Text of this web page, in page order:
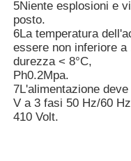
Forno di fusione di
forno di fusione
Fornace di fusione
5Niente esplosioni e
posto.
6La temperatura
essere non inferiore a
durezza < 8°C,
Ph0.2Mpa.
7L'alimentazione
V a 3 fasi 50 Hz/60
410 Volt.